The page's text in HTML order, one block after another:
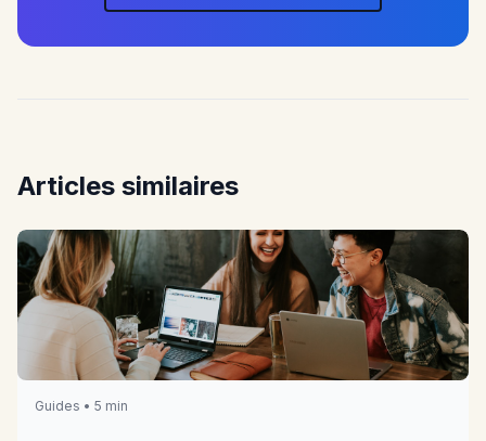
Articles similaires
Guides • 5 min